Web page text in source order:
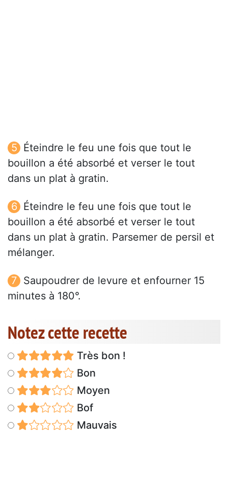
Éteindre le feu une fois que tout le
bouillon a été absorbé et verser le tout
dans un plat à gratin.
Éteindre le feu une fois que tout le
bouillon a été absorbé et verser le tout
dans un plat à gratin. Parsemer de persil et
mélanger.
Saupoudrer de levure et enfourner 15
minutes à 180°.
Notez cette recette
Très bon !
Bon
Moyen
Bof
Mauvais